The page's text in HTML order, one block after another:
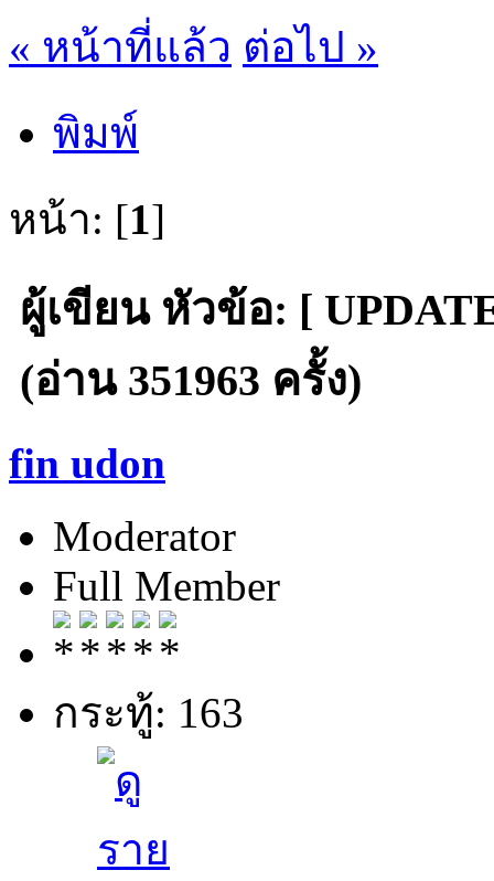
« หน้าที่แล้ว ต่อไป »
พิมพ์
หน้า: [1]
ผู้เขียนหัวข้อ: [
(อ่าน 351963 ครั้ง)
fin udon
Moderator
Full Member
กระทู้: 163